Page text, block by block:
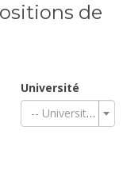
de
Université
-- Université --